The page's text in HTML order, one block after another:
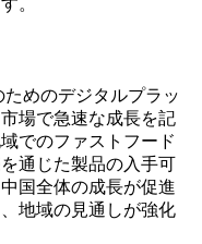
めのデジタルプラッ
場で急速な成長を記
でのファストフード
通じた製品の入手可
国全体の成長が促進
地域の見通しが強化